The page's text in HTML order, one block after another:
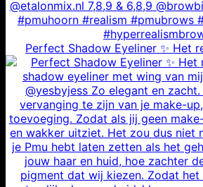
Perfect Shadow Eyeliner ✨ Het